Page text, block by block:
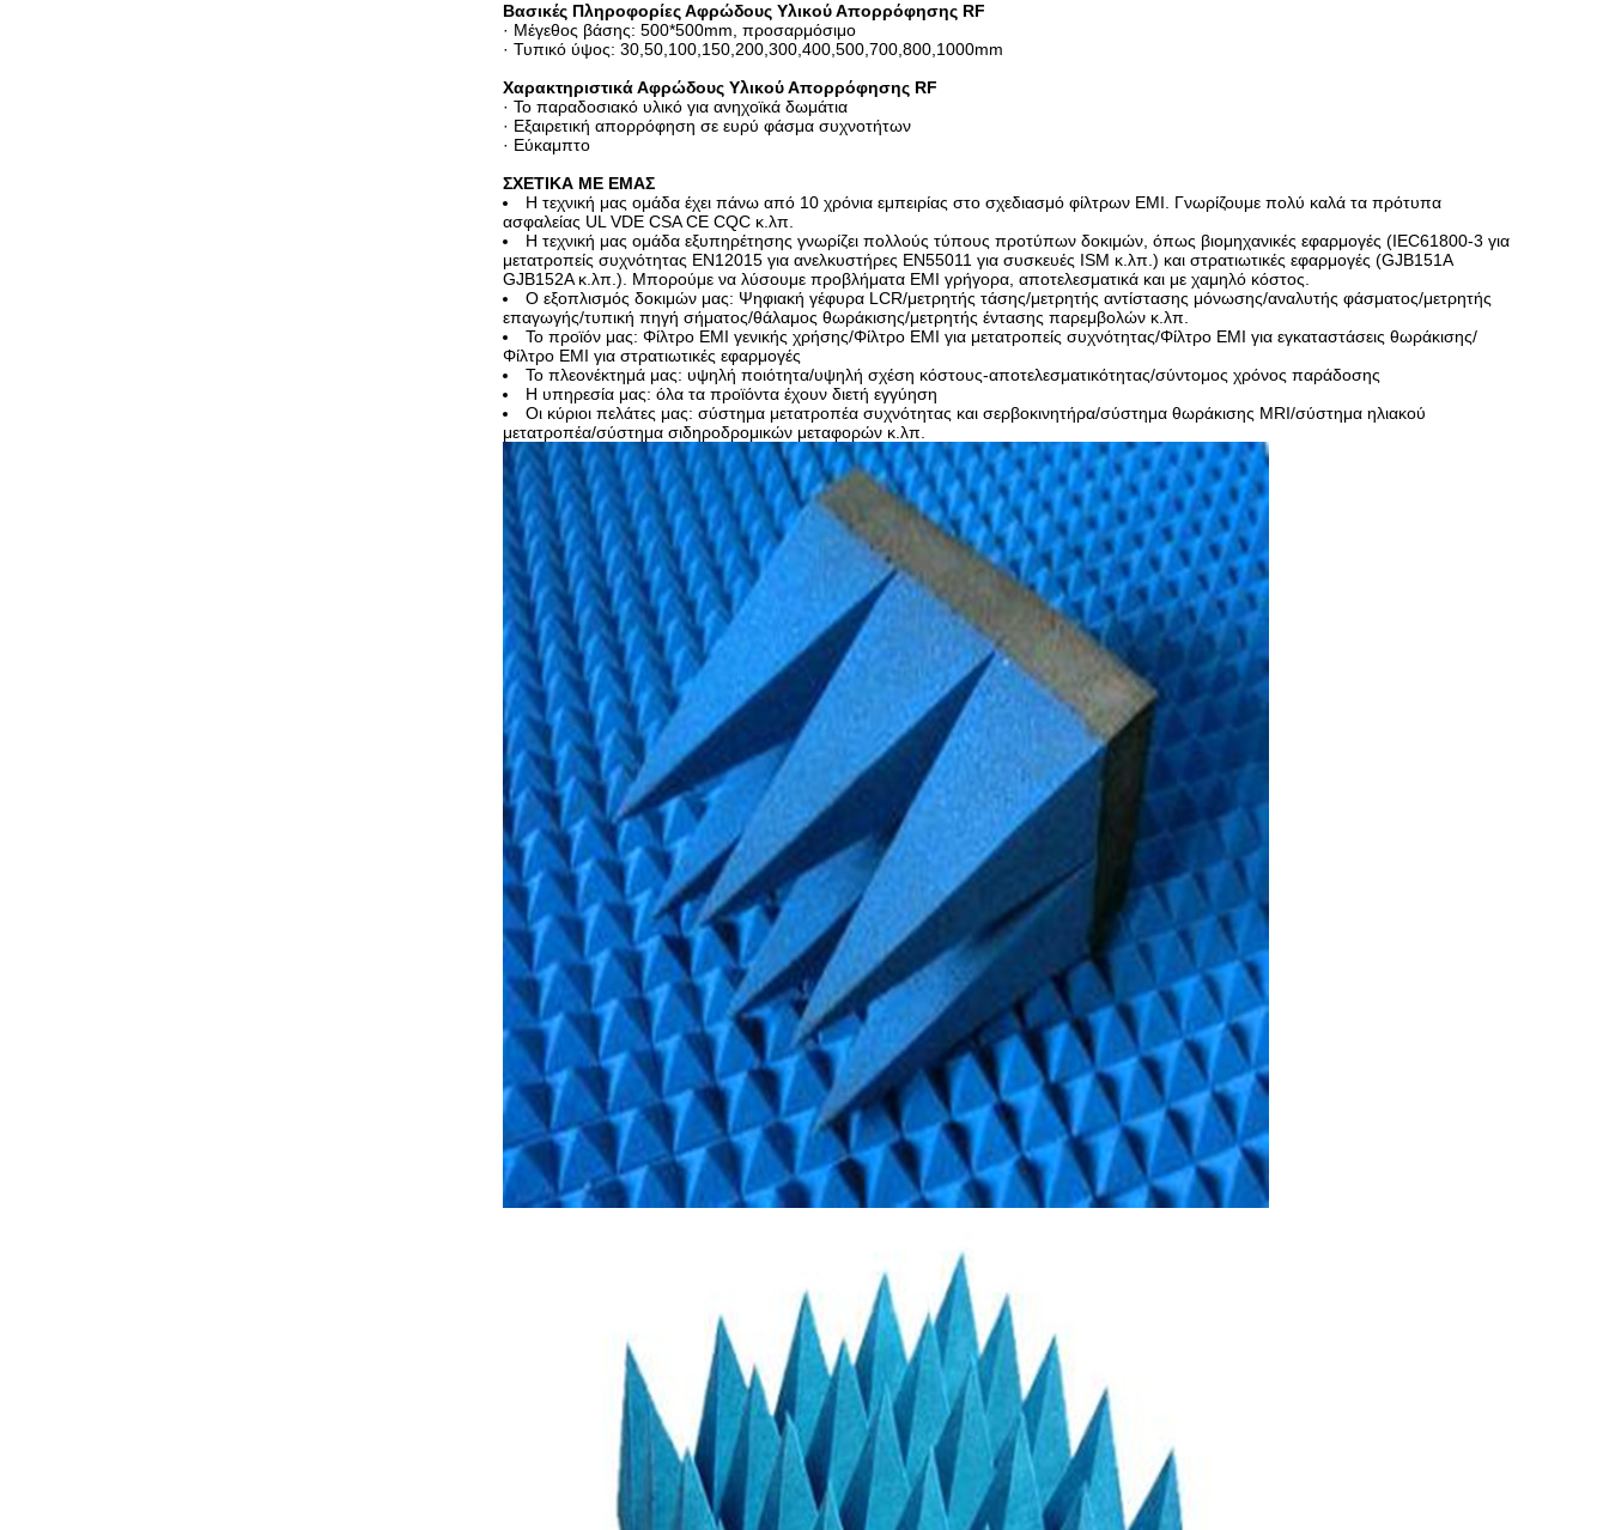
Βασικές Πληροφορίες Αφρώδους Υλικού Απορρόφησης RF
· Μέγεθος βάσης: 500*500mm, προσαρμόσιμο
· Τυπικό ύψος: 30,50,100,150,200,300,400,500,700,800,1000mm
Χαρακτηριστικά Αφρώδους Υλικού Απορρόφησης RF
· Το παραδοσιακό υλικό για ανηχοϊκά δωμάτια
· Εξαιρετική απορρόφηση σε ευρύ φάσμα συχνοτήτων
· Εύκαμπτο
ΣΧΕΤΙΚΑ ΜΕ ΕΜΑΣ
Η τεχνική μας ομάδα έχει πάνω από 10 χρόνια εμπειρίας στο σχεδιασμό φίλτρων EMI. Γνωρίζουμε πολύ καλά τα πρότυπα
ασφαλείας UL VDE CSA CE CQC κ.λπ.
Η τεχνική μας ομάδα εξυπηρέτησης γνωρίζει πολλούς τύπους προτύπων δοκιμών, όπως βιομηχανικές εφαρμογές (IEC61800-3 για
μετατροπείς συχνότητας EN12015 για ανελκυστήρες EN55011 για συσκευές ISM κ.λπ.) και στρατιωτικές εφαρμογές (GJB151A
GJB152A κ.λπ.). Μπορούμε να λύσουμε προβλήματα EMI γρήγορα, αποτελεσματικά και με χαμηλό κόστος.
Ο εξοπλισμός δοκιμών μας: Ψηφιακή γέφυρα LCR/μετρητής τάσης/μετρητής αντίστασης μόνωσης/αναλυτής φάσματος/μετρητής
επαγωγής/τυπική πηγή σήματος/θάλαμος θωράκισης/μετρητής έντασης παρεμβολών κ.λπ.
Το προϊόν μας: Φίλτρο EMI γενικής χρήσης/Φίλτρο EMI για μετατροπείς συχνότητας/Φίλτρο EMI για εγκαταστάσεις θωράκισης/
Φίλτρο EMI για στρατιωτικές εφαρμογές
Το πλεονέκτημά μας: υψηλή ποιότητα/υψηλή σχέση κόστους-αποτελεσματικότητας/σύντομος χρόνος παράδοσης
Η υπηρεσία μας: όλα τα προϊόντα έχουν διετή εγγύηση
Οι κύριοι πελάτες μας: σύστημα μετατροπέα συχνότητας και σερβοκινητήρα/σύστημα θωράκισης MRI/σύστημα ηλιακού
μετατροπέα/σύστημα σιδηροδρομικών μεταφορών κ.λπ.